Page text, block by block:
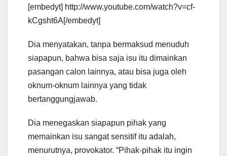
[embedyt] http://www.youtube.com/watch?v=cf-
kCgsht6A[/embedyt]
Dia menyatakan, tanpa bermaksud menuduh
siapapun, bahwa bisa saja isu itu dimainkan
pasangan calon lainnya, atau bisa juga oleh
oknum-oknum lainnya yang tidak
bertanggungjawab.
Dia menegaskan siapapun pihak yang
memainkan isu sangat sensitif itu adalah,
menurutnya, provokator. “Pihak-pihak itu ingin